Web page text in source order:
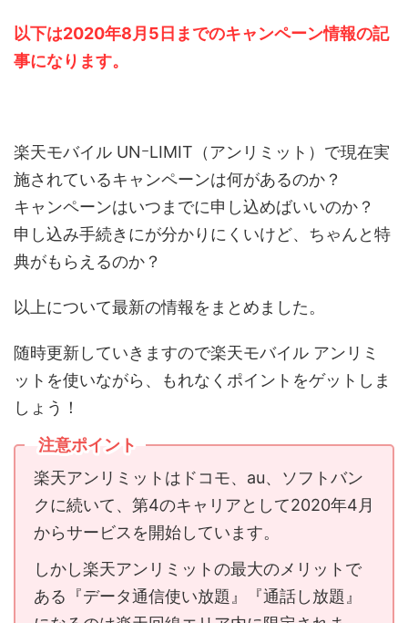
以下は2020年8月5日までのキャンペーン情報の記
事になります。
楽天モバイル UNｰLIMIT（アンリミット）で現在実
施されているキャンペーンは何があるのか？
キャンペーンはいつまでに申し込めばいいのか？
申し込み手続きにが分かりにくいけど、ちゃんと特
典がもらえるのか？
以上について最新の情報をまとめました。
随時更新していきますので楽天モバイル アンリミ
ットを使いながら、もれなくポイントをゲットしま
しょう！
注意ポイント
楽天アンリミットはドコモ、au、ソフトバン
クに続いて、第4のキャリアとして2020年4月
からサービスを開始しています。
しかし楽天アンリミットの最大のメリットで
ある『データ通信使い放題』『通話し放題』